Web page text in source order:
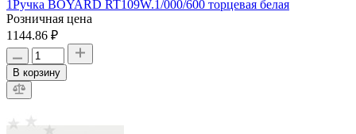
1Ручка BOYARD RT109W.1/000/600 торцевая белая
Розничная цена
1144.86 ₽
В корзину